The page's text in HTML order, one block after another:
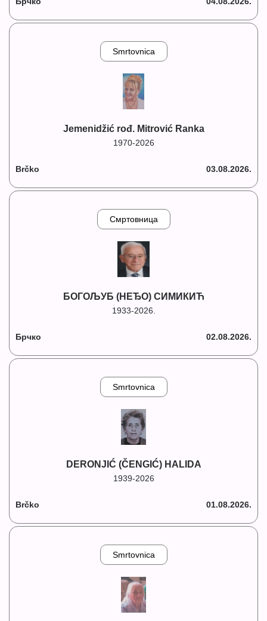
Smrtovnica
Jemenidžić rođ. Mitrović Ranka
1970-2026
Brčko 03.08.2026.
Смртовница
БОГОЉУБ (НЕЂО) СИМИКИЋ
1933-2026.
Брчко 02.08.2026.
Smrtovnica
DERONJIĆ (ČENGIĆ) HALIDA
1939-2026
Brčko 01.08.2026.
Smrtovnica